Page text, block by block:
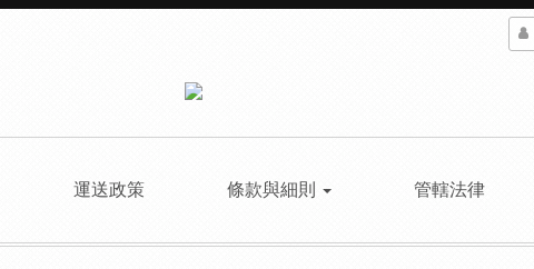
運送政策 條款與細則 管轄法律